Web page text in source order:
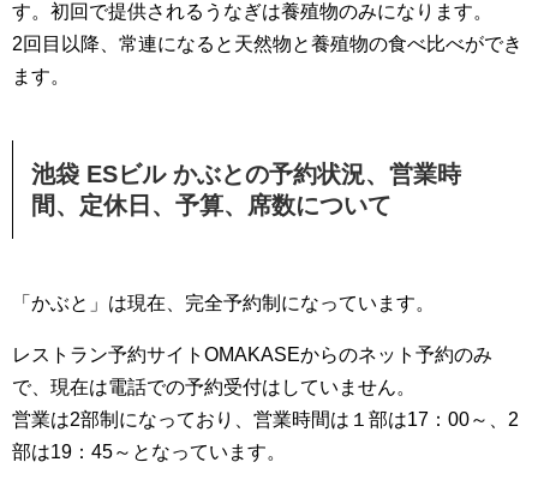
す。初回で提供されるうなぎは養殖物のみになります。
2回目以降、常連になると天然物と養殖物の食べ比べができ
ます。
池袋 ESビル かぶとの予約状況、営業時
間、定休日、予算、席数について
「かぶと」は現在、完全予約制になっています。
レストラン予約サイトOMAKASEからのネット予約のみ
で、現在は電話での予約受付はしていません。
営業は2部制になっており、営業時間は１部は17：00～、2
部は19：45～となっています。